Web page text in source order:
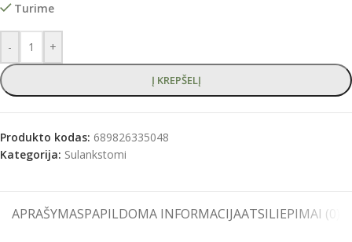
Turime
- +
Į KREPŠELĮ
Produkto kodas: 689826335048
Kategorija: Sulankstomi
APRAŠYMASPAPILDOMA INFORMACIJAATSILIEPIMAI (0)